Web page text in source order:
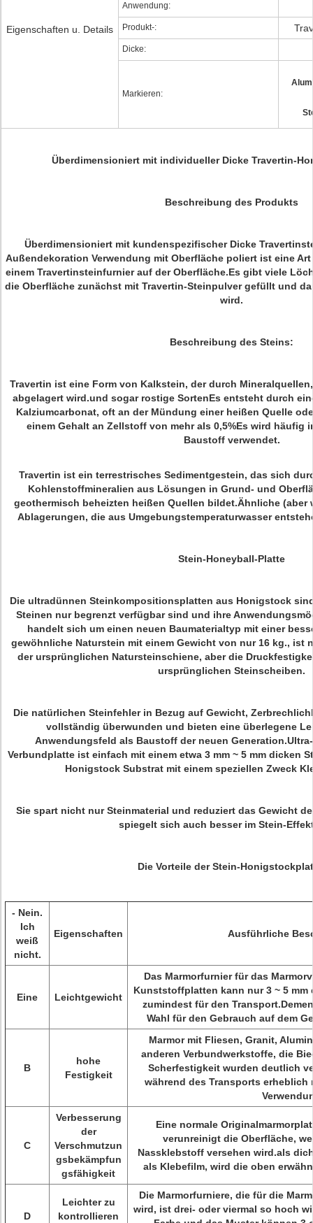
Eigenschaften u. Details
Anwendung:
Produkt-:
Dicke:
Markieren:
Überdimensioniert mit individueller Dicke Travertin-
Beschreibung des Produkts
Überdimensioniert mit kundenspezifischer Dicke
Außendekoration Verwendung mit Oberfläche poliert ist eine
einem Travertinsteinfurnier auf der Oberfläche.Es gibt viele
die Oberfläche zunächst mit Travertin-Steinpulver gefüllt und
wird.
Beschreibung des Steins:
Travertin ist eine Form von Kalkstein, der durch
abgelagert wird.und sogar rostige SortenEs entsteht durch
Kalziumcarbonat, oft an der Mündung einer heißen Quelle
einem Gehalt an Zellstoff von mehr als 0,5%Es wird häufig
Baustoff verwendet.
Travertin ist ein terrestrisches Sedimentgestein, das sich
Kohlenstoffmineralien aus Lösungen in Grund- und
geothermisch beheizten heißen Quellen bildet.Ähnliche (aber
Ablagerungen, die aus Umgebungstemperaturwasser
Stein-Honeyball-Platte
Die ultradünnen Steinkompositionsplatten aus Honigstock
Steinen nur begrenzt verfügbar sind und ihre
handelt sich um einen neuen Baumaterialtyp mit einer
gewöhnliche Naturstein mit einem Gewicht von nur 16 kg., ist
der ursprünglichen Natursteinschiene, aber die
ursprünglichen Steinscheiben.
Die natürlichen Steinfehler in Bezug auf Gewicht,
vollständig überwunden und bieten eine überlegene
Anwendungsfeld als Baustoff der neuen
Verbundplatte ist einfach mit einem etwa 3 mm ~ 5 mm dicken
Honigstock Substrat mit einem speziellen Zweck
Sie spart nicht nur Steinmaterial und reduziert das Gewicht
spiegelt sich auch besser im Stein-
Die Vorteile der Stein-
- Nein.
Ich
weiß
nicht.
Eigenschaften Ausführliche
Eine Leichtgewicht
Das Marmorfurnier für das
Kunststoffplatten kann nur 3 ~ 5
zumindest für den
Wahl für den Gebrauch auf dem
B
hohe
Festigkeit
Marmor mit Fliesen, Granit,
anderen Verbundwerkstoffe, die
Scherfestigkeit wurden deutlich
während des Transports
C
Verbesserung
der
Verschmutzun
gsbekämpfun
gsfähigkeit
Eine normale
verunreinigt die Oberfläche,
Nassklebstoff versehen wird.als
als Klebefilm, wird die oben
D
Leichter zu
kontrollieren
Die Marmorfurniere, die für die
wird, ist drei- oder viermal so hoch